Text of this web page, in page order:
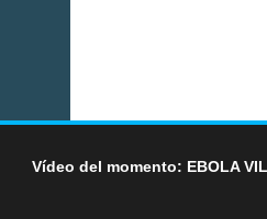
Vídeo del momento: EBOLA